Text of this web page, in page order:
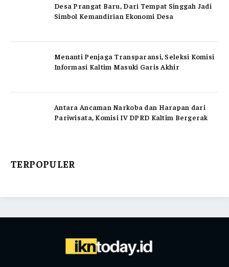
Desa Prangat Baru, Dari Tempat Singgah Jadi
Simbol Kemandirian Ekonomi Desa
Menanti Penjaga Transparansi, Seleksi Komisi
Informasi Kaltim Masuki Garis Akhir
Antara Ancaman Narkoba dan Harapan dari
Pariwisata, Komisi IV DPRD Kaltim Bergerak
TERPOPULER